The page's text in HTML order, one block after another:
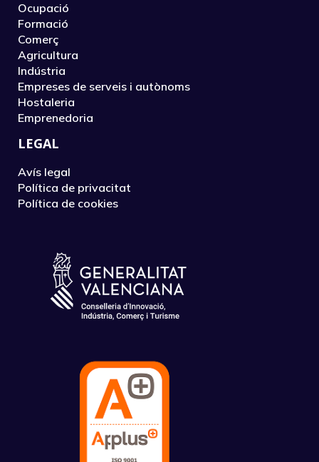
Ocupació
Formació
Comerç
Agricultura
Indústria
Empreses de serveis i autònoms
Hostaleria
Emprenedoria
LEGAL
Avís legal
Política de privacitat
Política de cookies